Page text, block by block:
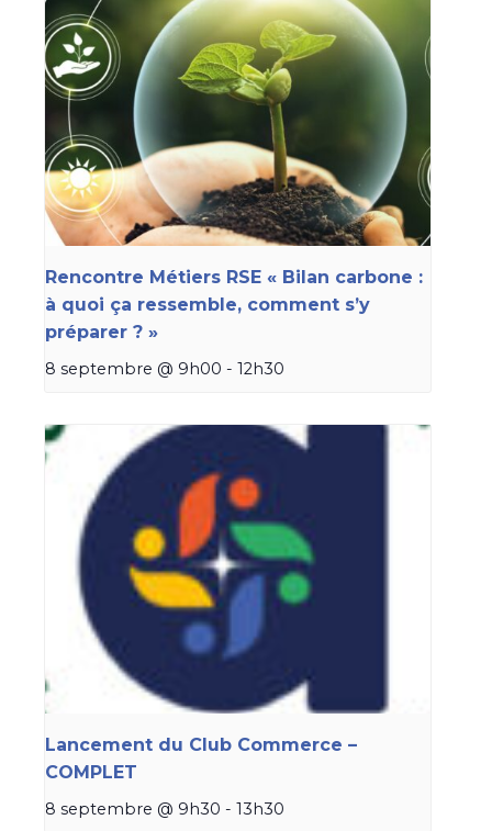
Rencontre Métiers RSE « Bilan carbone :
à quoi ça ressemble, comment s’y
préparer ? »
8 septembre @ 9h00 - 12h30
Lancement du Club Commerce –
COMPLET
8 septembre @ 9h30 - 13h30